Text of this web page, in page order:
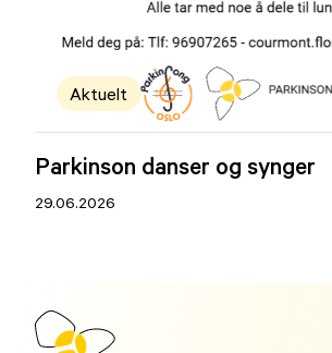
Aktuelt
Parkinson danser og synger
29.06.2026